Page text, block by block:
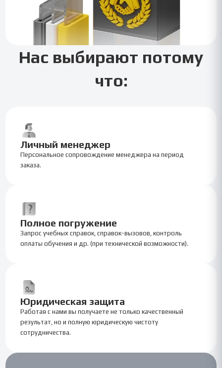
Нас выбирают потому
что:
Личный менеджер
Персональное сопровождение менеджера на период
заказа.
Полное погружение
Запрос учебных справок, справок-вызовов, контроль
оплаты обучения и др. (при технической возможности).
Юридическая защита
Работая с нами вы получаете не только качественный
результат, но и полную юридическую чистоту
сотрудничества.